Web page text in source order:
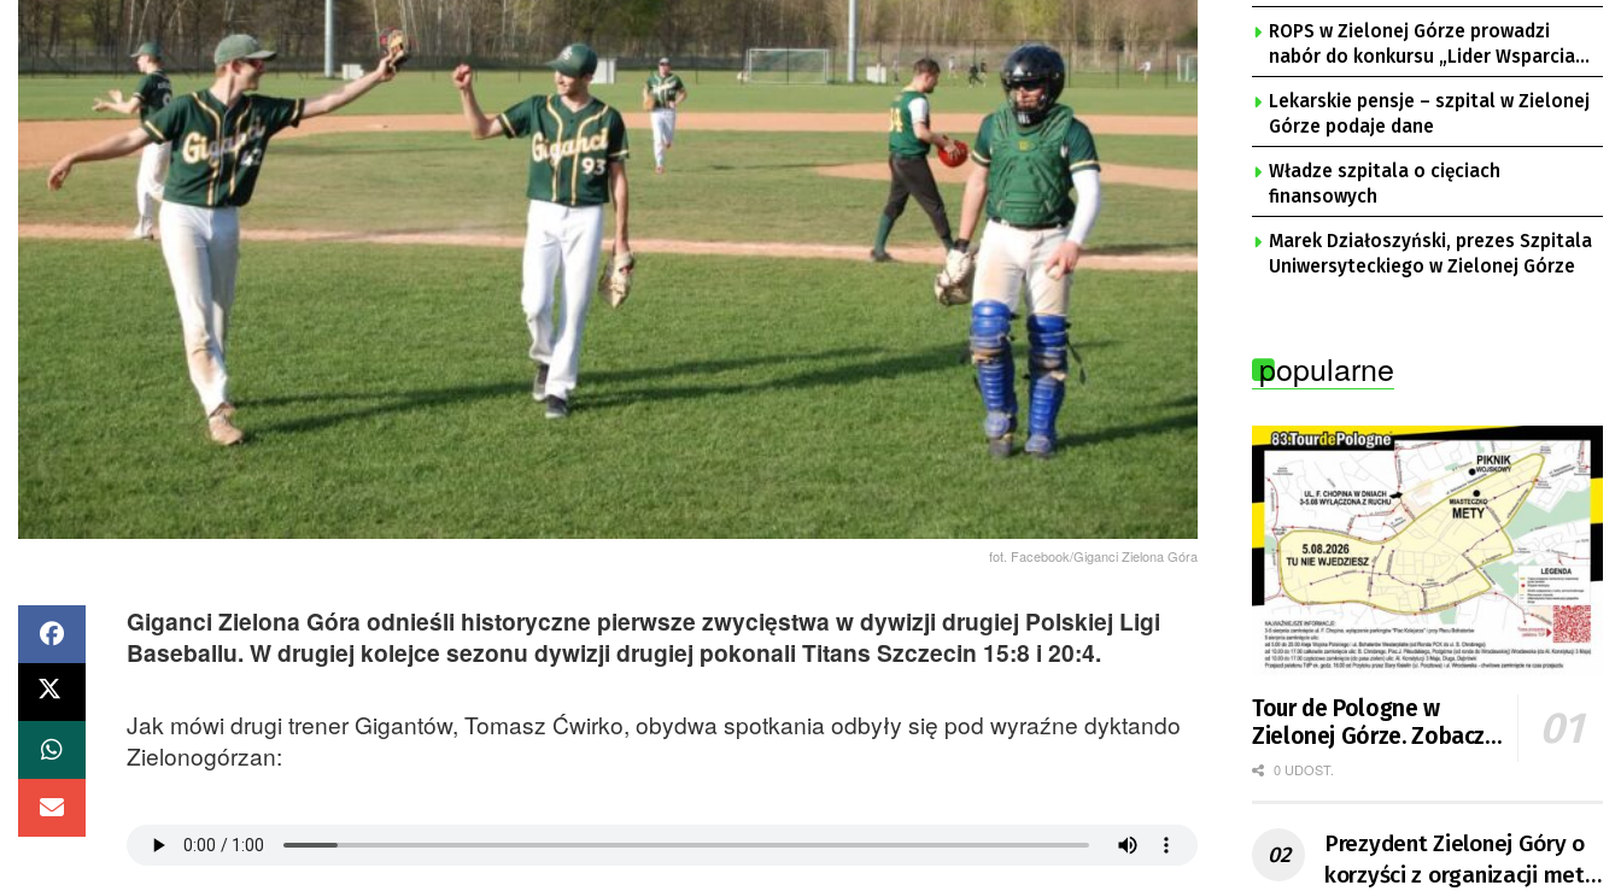
fot. Facebook/Giganci Zielona Góra
Giganci Zielona Góra odnieśli historyczne pierwsze zwycięstwa w dywizji drugiej Polskiej Ligi
Baseballu. W drugiej kolejce sezonu dywizji drugiej pokonali Titans Szczecin 15:8 i 20:4.
Jak mówi drugi trener Gigantów, Tomasz Ćwirko, obydwa spotkania odbyły się pod wyraźne dyktando
Zielonogórzan:
Zielonej Góry
ROPS w Zielonej Górze prowadzi
nabór do konkursu „Lider Wsparcia
Seniora”
Lekarskie pensje – szpital w Zielonej
Górze podaje dane
Władze szpitala o cięciach
finansowych
Marek Działoszyński, prezes Szpitala
Uniwersyteckiego w Zielonej Górze
popularne
Tour de Pologne w
Zielonej Górze. Zobacz
zmiany w organizacji
0 UDOST.
Prezydent Zielonej Góry o
korzyści z organizacji mety